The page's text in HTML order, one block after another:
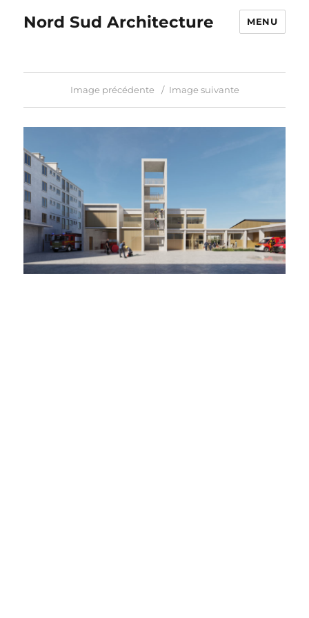
Nord Sud Architecture MENU
Image précédente Image suivante